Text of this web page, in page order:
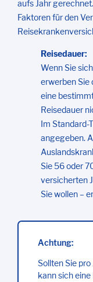
aufs Jahr
Faktoren für den
Reisedauer:
Wenn Sie
erwerben Sie
eine
Reisedauer
Im Standard-
angegeben.
Sie 56 oder
versicherten
Sie wollen –
Achtung:
Sollten Sie
kann sich